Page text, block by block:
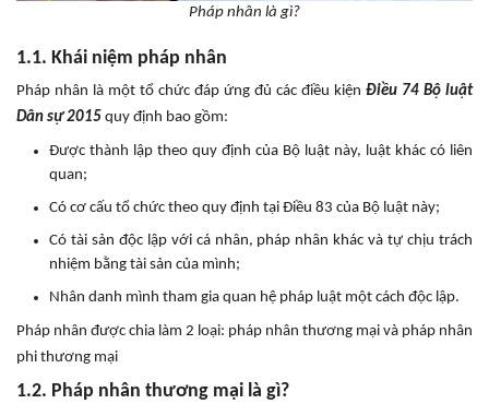
Pháp nhân là gì?
1.1. Khái niệm pháp nhân
Pháp nhân là một tổ chức đáp ứng đủ các điều kiện Điều 74 Bộ luật
Dân sự 2015 quy định bao gồm:
Được thành lập theo quy định của Bộ luật này, luật khác có liên
quan;
Có cơ cấu tổ chức theo quy định tại Điều 83 của Bộ luật này;
Có tài sản độc lập với cá nhân, pháp nhân khác và tự chịu trách
nhiệm bằng tài sản của mình;
Nhân danh mình tham gia quan hệ pháp luật một cách độc lập.
Pháp nhân được chia làm 2 loại: pháp nhân thương mại và pháp nhân
phi thương mại
1.2. Pháp nhân thương mại là gì?